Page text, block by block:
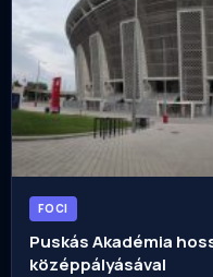
FOCI
Puskás Akadémia
középpályásával